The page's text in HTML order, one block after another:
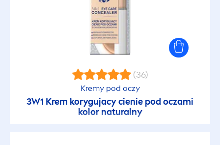
Pielęgnacyjny
Podkreślający skręt loków
(36)
Kremy pod oczy
3W1 Krem korygujacy cienie pod oczami
kolor naturalny